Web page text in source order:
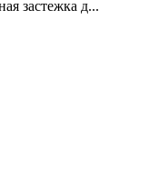
застежка д...